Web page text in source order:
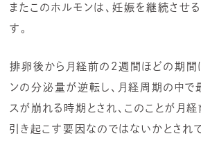
またこのホルモンは、妊娠を継続させ
す。
排卵後から月経前の2週間ほどの期間
ンの分泌量が逆転し、月経周期の中で
スが崩れる時期とされ、このことが月
引き起こす要因なのではないかとされて